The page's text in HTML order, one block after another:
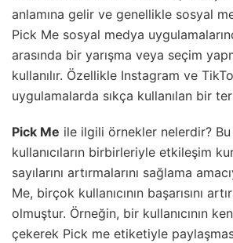
anlamına gelir ve genellikle sosyal
Pick Me sosyal medya
arasında bir yarışma veya seçim
kullanılır. Özellikle Instagram ve
uygulamalarda sıkça kullanılan bir
Pick Me ile ilgili örnekler nelerdir?
kullanıcıların birbirleriyle etkileşim
sayılarını artırmalarını sağlama
Me, birçok kullanıcının başarısını
olmuştur. Örneğin, bir kullanıcının
çekerek Pick me etiketiyle